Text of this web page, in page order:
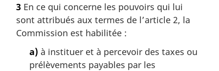
3 En ce qui concerne les pouvoirs qui lui
sont attribués aux termes de l’article 2, la
Commission est habilitée :
a) à instituer et à percevoir des taxes ou
prélèvements payables par les